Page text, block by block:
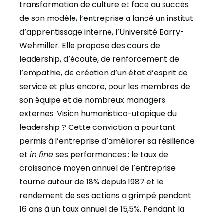
transformation de culture et face au succès
de son modèle, l’entreprise a lancé un institut
d’apprentissage interne, l’Université Barry-
Wehmiller. Elle propose des cours de
leadership, d’écoute, de renforcement de
l’empathie, de création d’un état d’esprit de
service et plus encore, pour les membres de
son équipe et de nombreux managers
externes. Vision humanistico-utopique du
leadership ? Cette conviction a pourtant
permis à l’entreprise d’améliorer sa résilience
et in fine ses performances : le taux de
croissance moyen annuel de l’entreprise
tourne autour de 18% depuis 1987 et le
rendement de ses actions a grimpé pendant
16 ans à un taux annuel de 15,5%. Pendant la